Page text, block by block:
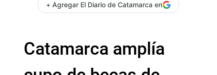
+ Agregar El Diario de Catamarca en
Catamarca amplía